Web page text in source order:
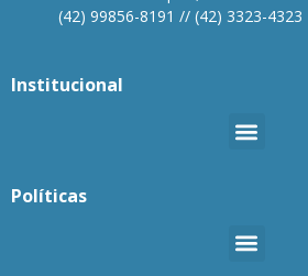
(42) 99856-8191 // (42) 3323-4323
Institucional
Políticas